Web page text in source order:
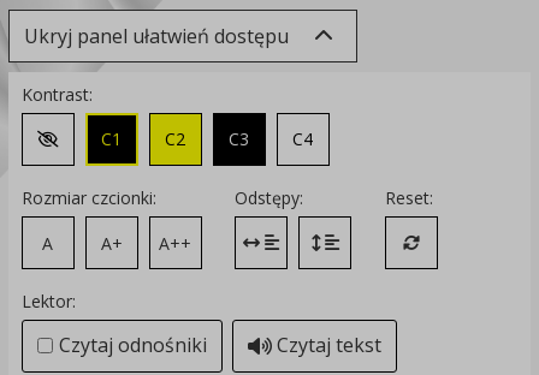
Ukryj panel ułatwień dostępu
Kontrast:
Zmień kontrast na domyślny
C1 C2 C3 C4
Rozmiar czcionki:
A
A+ A++
Odstępy:
Zmień odstęp między literami
Zmień interlinię i margines
Reset:
Przywróć
Lektor:
Czytaj odnośniki Czytaj tekst